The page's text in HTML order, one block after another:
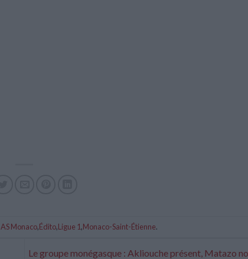
AS Monaco,Édito,Ligue 1,Monaco-Saint-Étienne.
Le groupe monégasque : Akliouche présent, Matazo